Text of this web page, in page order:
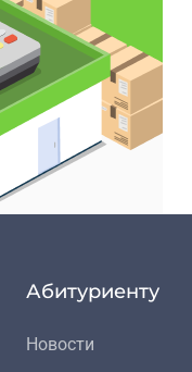
Абитуриенту
Новости